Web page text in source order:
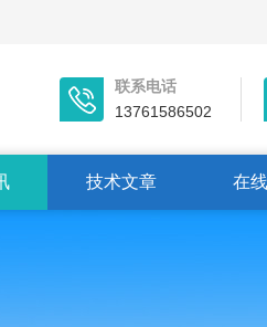
联系电话
13761586502
技术文章 在